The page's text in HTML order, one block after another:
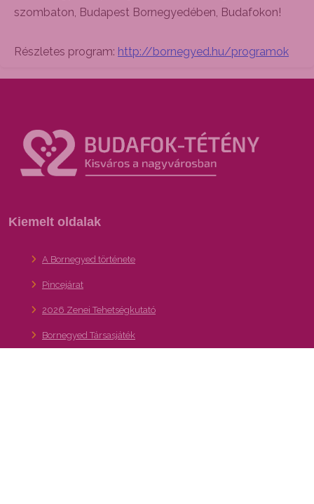
szombaton, Budapest Bornegyedében, Budafokon!
Részletes program: http://bornegyed.hu/programok
Kiemelt oldalak
A Bornegyed története
Pincejárat
2026 Zenei Tehetségkutató
Bornegyed Társasjáték